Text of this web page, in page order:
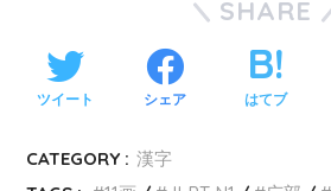
SHARE
ツイート シェア はてブ
CATEGORY : 漢字